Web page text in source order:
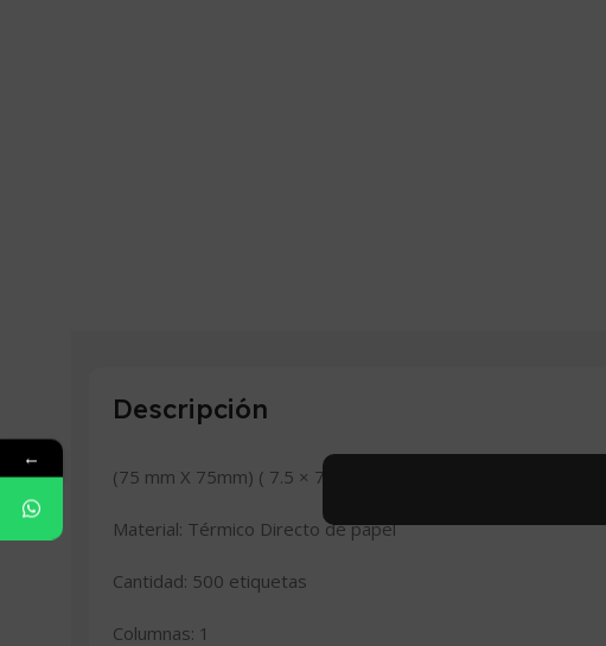
Descripción
(75 mm X 75mm) ( 7.5 × 7.5 cm)
Material: Térmico Directo de papel
Cantidad: 500 etiquetas
Columnas: 1
←